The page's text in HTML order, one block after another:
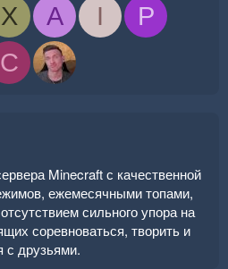
X A I
P
C
Minecraft с качественной
ежемесячными топами,
сильного упора на
соревноваться, творить и
с друзьями.